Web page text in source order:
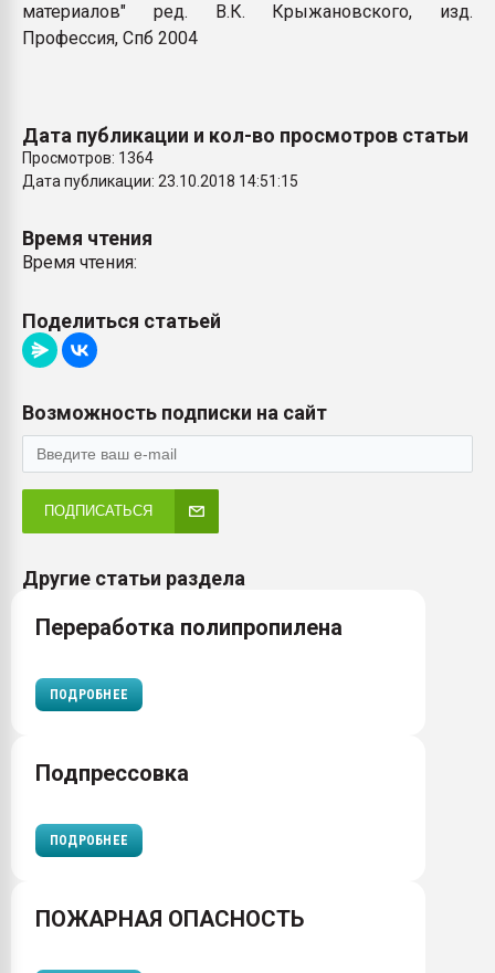
материалов" ред. В.К. Крыжановского, изд.
Профессия, Спб 2004
Дата публикации и кол-во просмотров статьи
Просмотров: 1364
Дата публикации: 23.10.2018 14:51:15
Время чтения
Время чтения:
Поделиться статьей
Возможность подписки на сайт
ПОДПИСАТЬСЯ
Другие статьи раздела
Переработка полипропилена
ПОДРОБНЕЕ
Подпрессовка
ПОДРОБНЕЕ
ПОЖАРНАЯ ОПАСНОСТЬ